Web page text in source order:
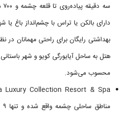
دارای بالکن یا تراس با چشم‌انداز باغ یا
بهداشتی رایگان برای راحتی مهمانان
هتل به ساحل آیایورگی کویو و شهر
محسوب می‌شود.